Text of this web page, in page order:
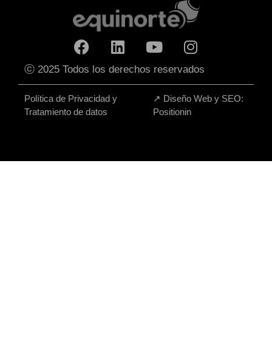
ⓒ 2025 Todos los derechos reservados
Política de Privacidad y
Tratamiento de datos
↗ Diseño Web y SEO:
Positionin